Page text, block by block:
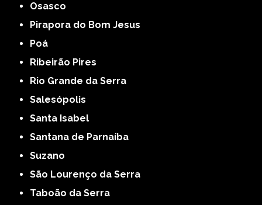
Osasco
Pirapora do Bom Jesus
Poá
Ribeirão Pires
Rio Grande da Serra
Salesópolis
Santa Isabel
Santana de Parnaíba
Suzano
São Lourenço da Serra
Taboão da Serra